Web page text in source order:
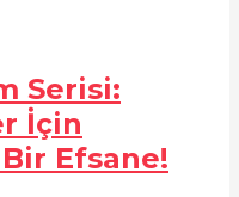
Serisi:
İçin
Bir Efsane!